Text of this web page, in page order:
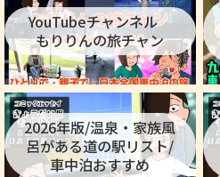
YouTubeチャンネル
もりりんの旅チャン
2026年版/温泉・家族風
呂がある道の駅リスト/
車中泊おすすめ